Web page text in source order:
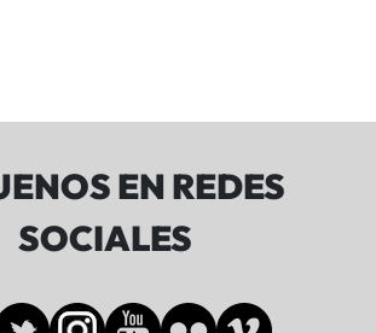
EN REDES
SOCIALES